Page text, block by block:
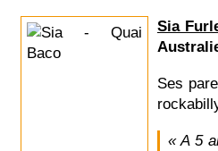
Sia
Ses
« A 5